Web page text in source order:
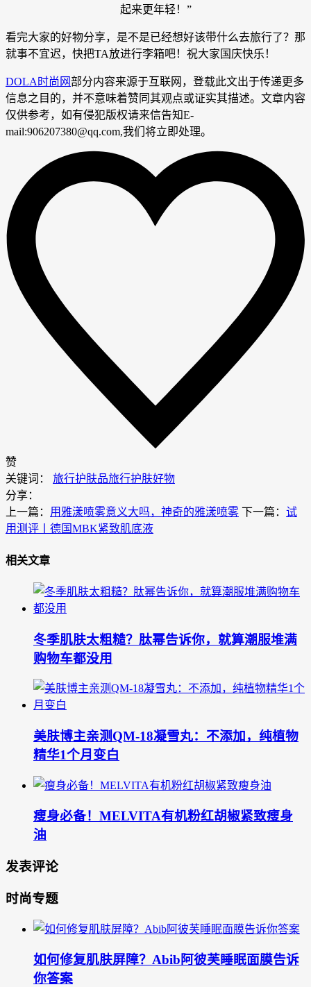
起来更年轻！”
看完大家的好物分享，是不是已经想好该带什么去旅行了？那
就事不宜迟，快把TA放进行李箱吧！祝大家国庆快乐！
DOLA时尚网部分内容来源于互联网，登载此文出于传递更多
信息之目的，并不意味着赞同其观点或证实其描述。文章内容
仅供参考，如有侵犯版权请来信告知E-
mail:906207380@qq.com,我们将立即处理。
赞
关键词： 旅行护肤品旅行护肤好物
分享：
上一篇： 用雅漾喷雾意义大吗，神奇的雅漾喷雾 下一篇： 试
用测评丨德国MBK紧致肌底液
相关文章
冬季肌肤太粗糙？肽幂告诉你，就算潮服堆满
购物车都没用
美肤博主亲测QM-18凝雪丸：不添加，纯植物
精华1个月变白
瘦身必备！MELVITA有机粉红胡椒紧致瘦身
油
发表评论
时尚专题
如何修复肌肤屏障？Abib阿彼芙睡眠面膜告诉
你答案